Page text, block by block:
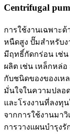
Centrifugal
การใช้งานเฉพาะ
หนืดสูง ปั๊มสำหรับ
มีฤทธิ์กัดกร่อน เช่น
ผลิต เช่น เหล็กหล่
กับชนิดของของเห
มั่นใจในความปลอ
และโรงงานที่ลงทุน
จากการใช้งานมา
การวางแผนบำรุงรั